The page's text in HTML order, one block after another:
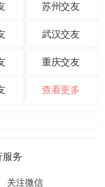
苏州交友
武汉交友
重庆交友
查看更多
服务
关注微信